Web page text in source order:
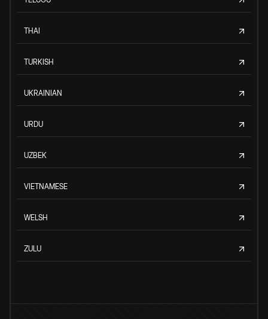
THAI
TURKISH
UKRAINIAN
URDU
UZBEK
VIETNAMESE
WELSH
ZULU